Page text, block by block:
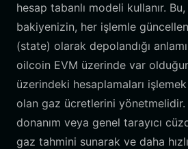
hesap tabanlı modeli kullanır.
bakiyenizin, her işlemle
(state) olarak depolandığı
oilcoin EVM üzerinde var
üzerindeki hesaplamaları
olan gaz ücretlerini
donanım veya genel tarayıcı
gaz tahmini sunarak ve daha